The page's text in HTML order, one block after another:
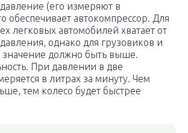
(его измеряют в
обеспечивает автокомпрессор. Для
легковых автомобилей хватает от
однако для грузовиков и
значение должно быть выше.
При давлении в две
в литрах за минуту. Чем
тем колесо будет быстрее